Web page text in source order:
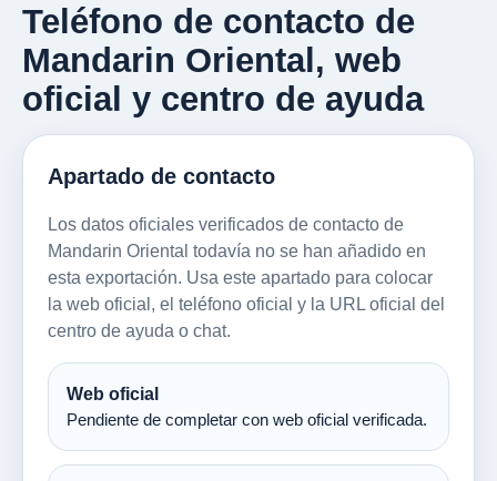
Teléfono de contacto de
Mandarin Oriental, web
oficial y centro de ayuda
Apartado de contacto
Los datos oficiales verificados de contacto de
Mandarin Oriental todavía no se han añadido en
esta exportación. Usa este apartado para colocar
la web oficial, el teléfono oficial y la URL oficial del
centro de ayuda o chat.
Web oficial
Pendiente de completar con web oficial verificada.